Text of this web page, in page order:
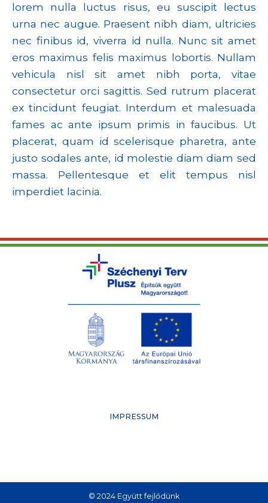
lorem nulla luctus risus, eu suscipit lectus
urna nec augue. Praesent nibh diam, ultricies
nec finibus id, viverra id nulla. Nunc sit amet
eros maximus felis maximus lobortis. Nullam
vehicula nisl sit amet nibh porta, vitae
consectetur orci sagittis. Sed rutrum placerat
ex tincidunt feugiat. Interdum et malesuada
fames ac ante ipsum primis in faucibus. Ut
placerat, quam id scelerisque pharetra, ante
justo sodales ante, id molestie diam diam sed
massa. Pellentesque et elit tempus nisl
imperdiet lacinia.
IMPRESSUM
© 2024 Együtt fejlődünk